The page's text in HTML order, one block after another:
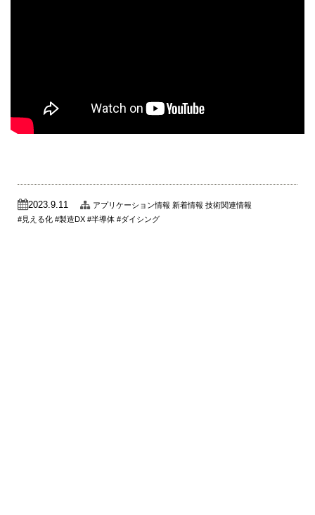
2023.9.11 アプリケーション情報 新着情報 技術関連情報
見える化
製造DX 半導体 ダイシング